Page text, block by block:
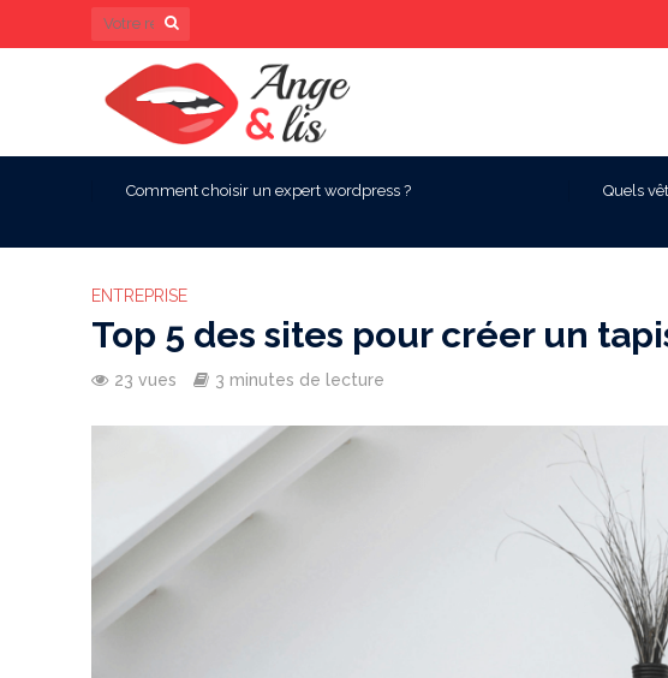
Comment choisir un expert wordpress ? Quels
ENTREPRISE
Top 5 des sites pour créer un
23 vues 3 minutes de lecture